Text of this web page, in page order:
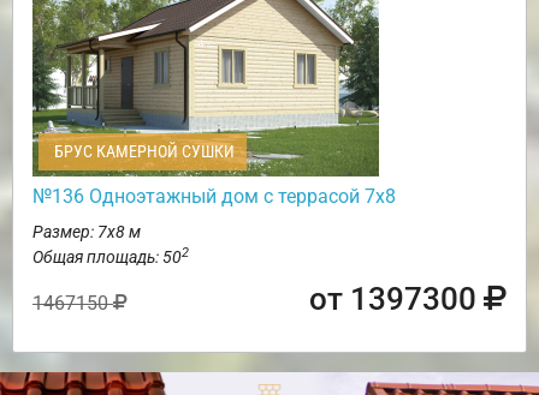
БРУС КАМЕРНОЙ СУШКИ
№136 Одноэтажный дом с террасой 7х8
Размер: 7х8 м
Общая площадь: 502
1467150 от 1397300